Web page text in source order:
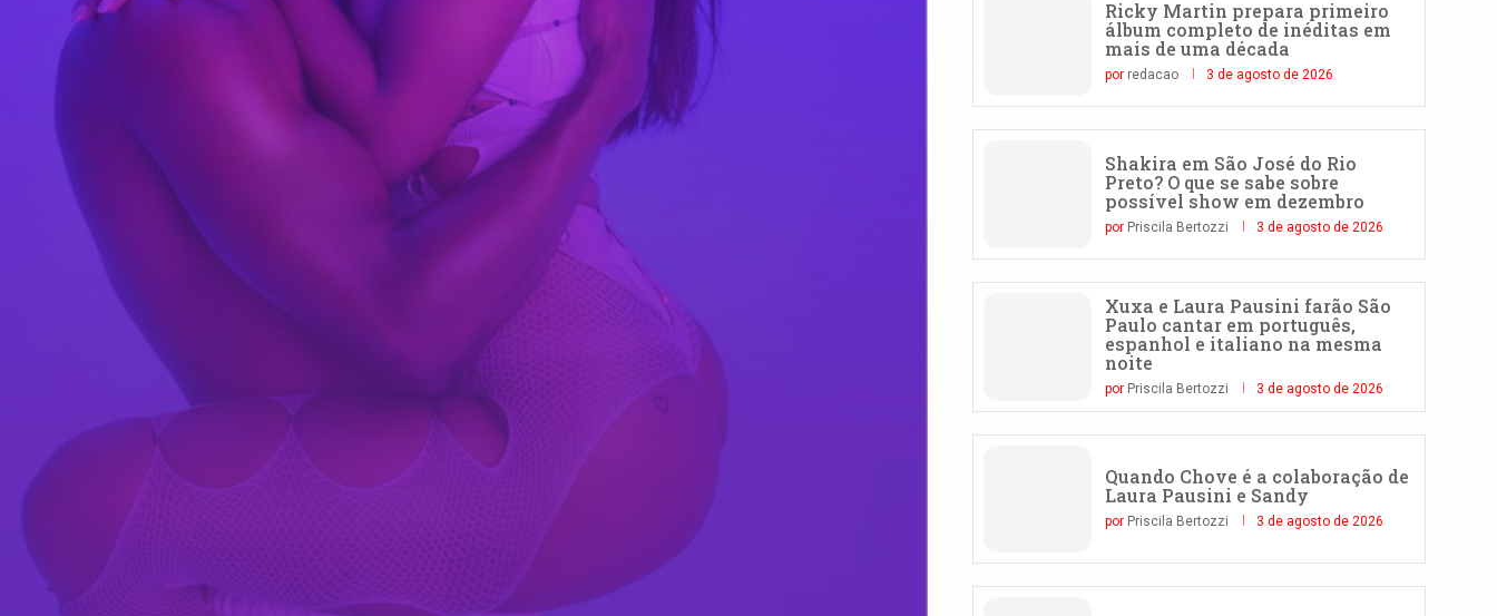
Ricky Martin prepara primeiro
álbum completo de inéditas em
mais de uma década
por redacao 3 de agosto de 2026
Shakira em São José do Rio
Preto? O que se sabe sobre
possível show em dezembro
por Priscila Bertozzi 3 de agosto de 2026
Xuxa e Laura Pausini farão São
Paulo cantar em português,
espanhol e italiano na mesma
noite
por Priscila Bertozzi 3 de agosto de 2026
Quando Chove é a colaboração de
Laura Pausini e Sandy
por Priscila Bertozzi 3 de agosto de 2026